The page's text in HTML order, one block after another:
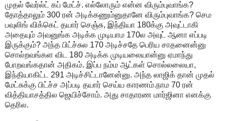
முத‌ல் வேர்ல்ட் க‌ப் மேட்ச். எல்லோரும் என்ன‌ விரும்புவாங்க‌?
தோத்தாலும் 300 ர‌ன் அடிக்க‌ணும்னுதானே விரும்புவாங்க‌? செம‌
ப‌வுலிங் விக்கெட் த‌யார் செஞ்சு, இந்தியா 180க்கு அவுட்டாகி
அதையும் அவ‌னுங்க‌ அடிக்க‌ முடியாம‌ 170ல‌ அவுட் ஆனா எப்ப‌டி
இருக்கும்? அந்த‌ பிட்ச்சுல‌ 170 அடிச்ச‌தே பெரிய‌ சாத‌னைன்னு
சொல்ற‌வ‌ங்க‌ள‌ விட‌ 180 அடிக்க‌ முடியலையான்னு ஏமாந்து
போற‌வ‌ங்க‌தான் அதிக‌ம். இப்ப‌ ந‌ம்ம‌ ஆட்க‌ள் சொல்ல‌லையா,
இந்தியாகிட்ட‌ 291 அடிச்சிட்டானேன்னு. அந்த‌ லாஜிக் தான் முத‌ல்
மேட்சுக்கு பிட்ச்ச‌ அப்ப‌டி த‌யார் செய்ய‌ கார‌ண‌ம்.நாம‌ 70 ர‌ன்
வித்தியாச‌த்தில‌ ஜெயிச்சோம். அது சாதார‌ண‌ மார்ஜினா என‌க்கு
தெரில‌.